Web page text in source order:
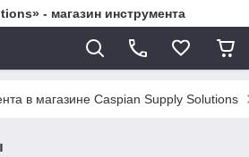
- магазин инструмента
в магазине Caspian Supply Solutions